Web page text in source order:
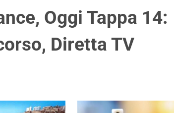
Oggi Tappa 14:
Diretta TV